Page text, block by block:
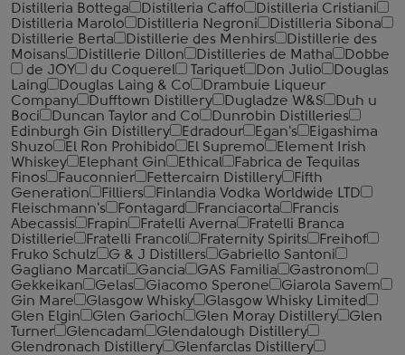
Distilleria Bottega
Distilleria Caffo
Distilleria Cristiani
Distilleria Marolo
Distilleria Negroni
Distilleria Sibona
Distillerie Berta
Distillerie des Menhirs
Distillerie des
Moisans
Distillerie Dillon Distilleries de Matha
Dobbe
de JOY
du Coquerel Tariquet Don Julio
Douglas
Laing
Douglas Laing & Co
Drambuie Liqueur
Company
Dufftown Distillery Dugladze W&S
Duh u
Boci
Duncan Taylor and Co
Dunrobin Distilleries
Edinburgh Gin Distillery
Edradour Egan's
Eigashima
Shuzo
El Ron Prohibido El Supremo
Element Irish
Whiskey
Elephant Gin Ethical
Fabrica de Tequilas
Finos
Fauconnier Fettercairn Distillery
Fifth
Generation
Filliers
Finlandia Vodka Worldwide LTD
Fleischmann's
Fontagard Franciacorta
Francis
Abecassis
Frapin Fratelli Averna
Fratelli Branca
Distillerie
Fratelli ‎Francoli Fraternity Spirits
Freihof
Fruko Schulz
G & J Distillers
Gabriello Santoni
Gagliano Marcati
Gancia GAS Familia
Gastronom
Gekkeikan
Gelas Giacomo Sperone
Giarola Savem
Gin Mare
Glasgow Whisky
Glasgow Whisky Limited
Glen Elgin
Glen Garioch Glen Moray Distillery
Glen
Turner
Glencadam
Glendalough Distillery
Glendronach Distillery
Glenfarclas Distillery